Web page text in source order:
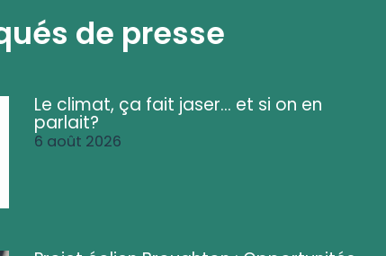
de presse
Le climat, ça fait jaser... et si on en
parlait?
6 août 2026